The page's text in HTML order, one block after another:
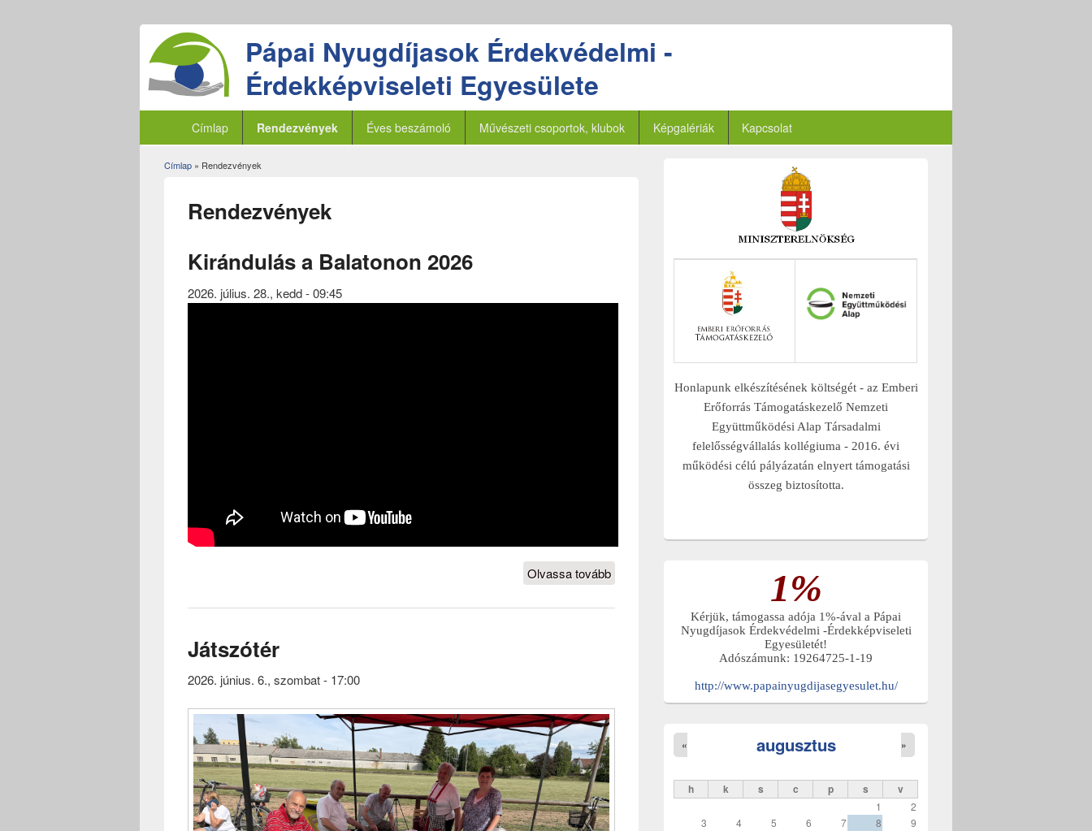
Pápai Nyugdíjasok Érdekvédelmi -
Érdekképviseleti Egyesülete
Címlap Rendezvények Éves beszámoló Művészeti csoportok, klubok Képgalériák Kapcsolat
Jelenlegi hely
Címlap » Rendezvények
Rendezvények
Kirándulás a Balatonon 2026
2026. július. 28., kedd - 09:45
Olvassa továbbKirándulás
Balatonon
Játszótér
2026. június. 6., szombat - 17:00
Honlapunk elkészítésének költségét - az Emberi
Erőforrás Támogatáskezelő Nemzeti
Együttműködési Alap Társadalmi
felelősségvállalás kollégiuma - 2016. évi
működési célú pályázatán elnyert támogatási
összeg biztosította.
1%
Kérjük, támogassa adója 1%-ával a Pápai
Nyugdíjasok Érdekvédelmi -Érdekképviseleti
Egyesületét!
Adószámunk: 19264725-1-19
http://www.papainyugdijasegyesulet.hu/
augusztus
« »
h k s c p s v
1
2
3
4 5 6 7 8
9